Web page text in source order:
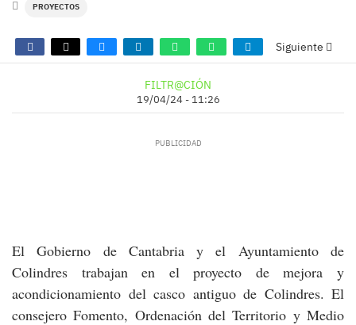
PROYECTOS
Siguiente
FILTR@CIÓN
19/04/24 - 11:26
El Gobierno de Cantabria y el Ayuntamiento de
Colindres trabajan en el proyecto de mejora y
acondicionamiento del casco antiguo de Colindres. El
consejero Fomento, Ordenación del Territorio y Medio